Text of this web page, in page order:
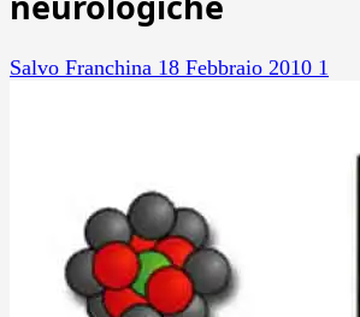
Salvo Franchina 18 Febbraio 2010 1